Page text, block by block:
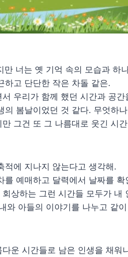
만 너는 옛 기억 속의 모습과 하
하고 단단한 작은 차돌 같은.
우리가 함께 했던 시간과 공간
의 봄날이었던 것 같다. 무엇하
그건 또 그 나름대로 웃긴 시
적에 지나지 않는다고 생각해.
를 예매하고 달력에서 날짜를
상하는 그런 시간들 모두가 내
와 아들의 이야기를 나누고 같
운 시간들로 남은 인생을 채워